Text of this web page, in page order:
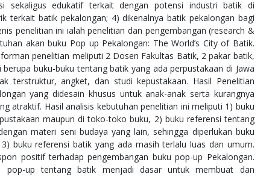
sekaligus edukatif terkait dengan potensi industri batik di
terkait batik pekalongan; 4) dikenalnya batik pekalongan bagi
penelitian ini ialah penelitian dan pengembangan (research &
akan buku Pop up Pekalongan: The World’s City of Batik.
penelitian meliputi 2 Dosen Fakultas Batik, 2 pakar batik,
buku-buku tentang batik yang ada perpustakaan di Jawa
terstruktur, angket, dan studi kepustakaan. Hasil Penelitian
yang didesain khusus untuk anak-anak serta kurangnya
atraktif. Hasil analisis kebutuhan penelitian ini meliputi 1) buku
maupun di toko-toko buku, 2) buku referensi tentang
materi seni budaya yang lain, sehingga diperlukan buku
buku referensi batik yang ada masih terlalu luas dan umum.
positif terhadap pengembangan buku pop-up Pekalongan.
pop-up tentang batik menjadi dasar untuk membuat dan